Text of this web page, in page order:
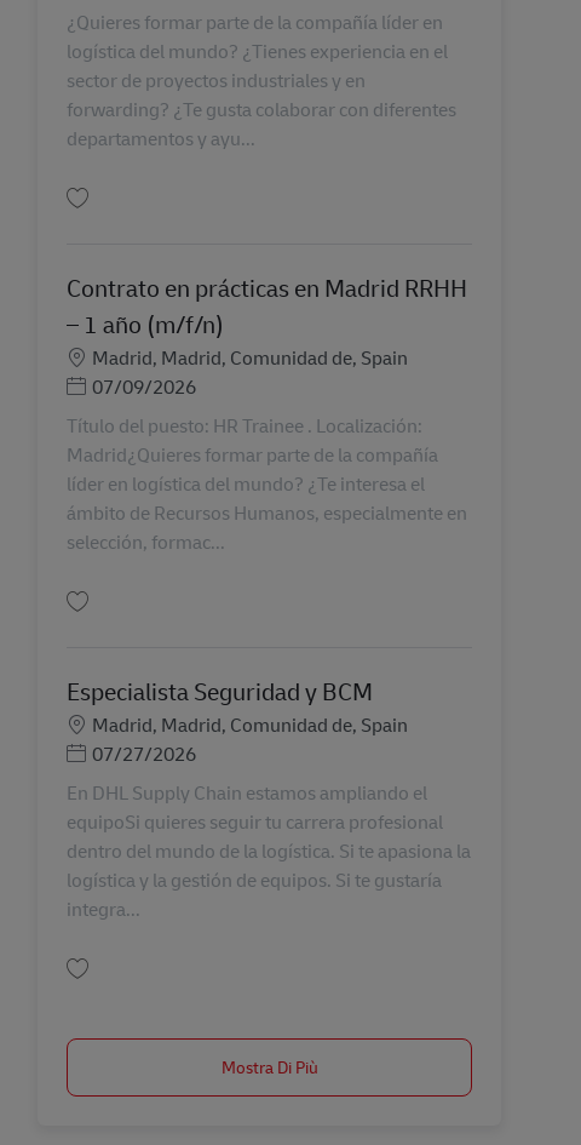
¿Quieres formar parte de la compañía líder en
logística del mundo? ¿Tienes experiencia en el
sector de proyectos industriales y en
forwarding? ¿Te gusta colaborar con diferentes
departamentos y ayu...
Contrato en prácticas en Madrid RRHH
– 1 año (m/f/n)
SedeMadrid, Madrid, Comunidad de, Spain
Posted Date
07/09/2026
Título del puesto: HR Trainee . Localización:
Madrid¿Quieres formar parte de la compañía
líder en logística del mundo? ¿Te interesa el
ámbito de Recursos Humanos, especialmente en
selección, formac...
Especialista Seguridad y BCM
SedeMadrid, Madrid, Comunidad de, Spain
Posted Date
07/27/2026
En DHL Supply Chain estamos ampliando el
equipoSi quieres seguir tu carrera profesional
dentro del mundo de la logística. Si te apasiona la
logística y la gestión de equipos. Si te gustaría
integra...
Mostra Di Più